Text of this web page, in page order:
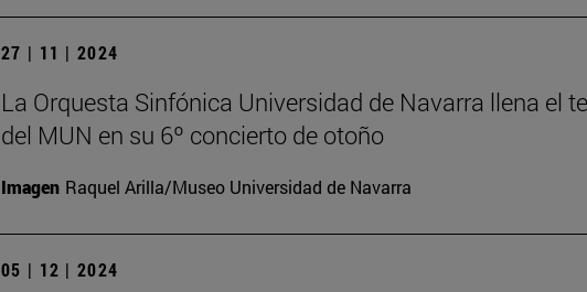
27 | 11 | 2024
La Orquesta Sinfónica Universidad de Navarra llena el
del MUN en su 6º concierto de otoño
Imagen Raquel Arilla/Museo Universidad de Navarra
05 | 12 | 2024